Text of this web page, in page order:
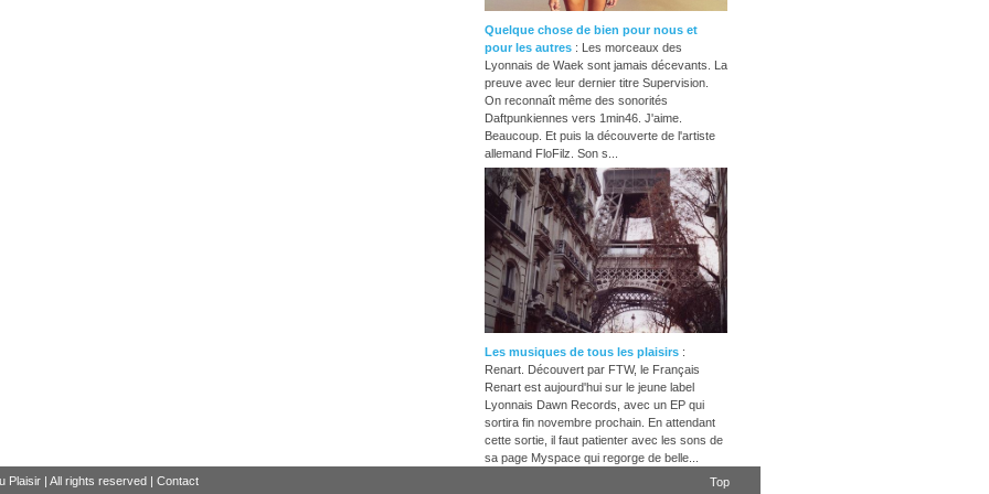
Quelque chose de bien pour nous et
pour les autres : Les morceaux des
Lyonnais de Waek sont jamais décevants. La
preuve avec leur dernier titre Supervision.
On reconnaît même des sonorités
Daftpunkiennes vers 1min46. J'aime.
Beaucoup. Et puis la découverte de l'artiste
allemand FloFilz. Son s...
Les musiques de tous les plaisirs :
Renart. Découvert par FTW, le Français
Renart est aujourd'hui sur le jeune label
Lyonnais Dawn Records, avec un EP qui
sortira fin novembre prochain. En attendant
cette sortie, il faut patienter avec les sons de
sa page Myspace qui regorge de belle...
Plaisir | All rights reserved | Contact Top